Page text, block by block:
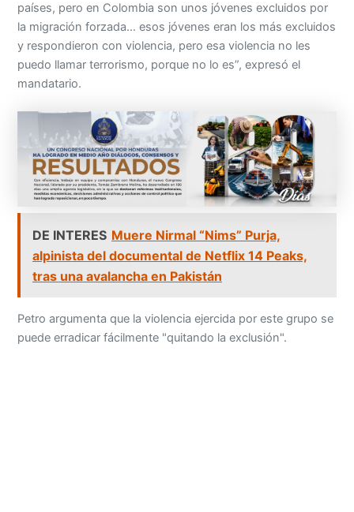
países, pero en Colombia son unos jóvenes excluidos por
la migración forzada… esos jóvenes eran los más excluidos
y respondieron con violencia, pero esa violencia no les
puedo llamar terrorismo, porque no lo es”, expresó el
mandatario.
DE INTERES Muere Nirmal “Nims” Purja,
alpinista del documental de Netflix 14 Peaks,
tras una avalancha en Pakistán
Petro argumenta que la violencia ejercida por este grupo se
puede erradicar fácilmente "quitando la exclusión".